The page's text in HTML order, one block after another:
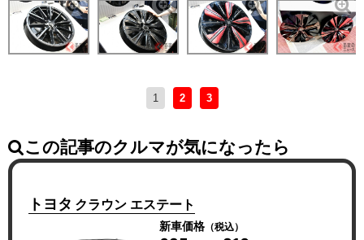
1 2 3
この記事のクルマが気になったら
トヨタ クラウン エステート
新車価格（税込）